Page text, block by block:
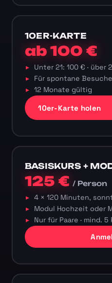
10ER-KARTE
ab 100 €
Unter 21: 100 € · über
Für spontane
12 Monate gültig
10er-Karte holen
BASISKURS +
125 €/ Person
4 × 120 Minuten,
Modul Hochzeit oder
Nur für Paare · mind. 5